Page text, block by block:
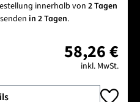
innerhalb von 2 Tagen
in 2 Tagen.
58,26 €
inkl. MwSt.